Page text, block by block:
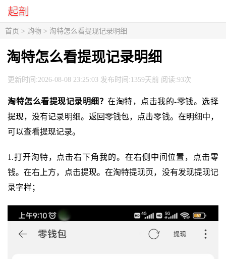
首页 > 购物 > 淘特怎么看提现记录明细
淘特怎么看提现记录明细
更新时间:2026-08-08 23:25:03 发布时间:1359天前 阅读:93次
淘特怎么看提现记录明细？在淘特，点击我的-零钱。选择
提现，没有记录明细。返回零钱包，点击零钱。在明细中，
可以查看提现记录。
1.打开淘特，点击右下角我的。在右侧中间位置，点击零
钱。在右上方，点击提现。在淘特提现页，没有发现提现记
录字样；